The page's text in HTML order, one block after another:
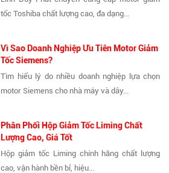
tốc Toshiba chất lượng cao, đa dạng...
Vì Sao Doanh Nghiệp Ưu Tiên Motor Giảm
Tốc Siemens?
Tìm hiểu lý do nhiều doanh nghiệp lựa chọn
motor Siemens cho nhà máy và dây...
Phân Phối Hộp Giảm Tốc Liming Chất
Lượng Cao, Giá Tốt
Hộp giảm tốc Liming chính hãng chất lượng
cao, vận hành bền bỉ, hiệu...